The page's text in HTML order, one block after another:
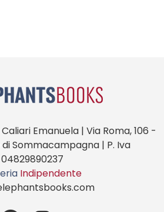
Emanuela | Via Roma, 106 -
Sommacampagna | P. Iva
04829890237
Indipendente